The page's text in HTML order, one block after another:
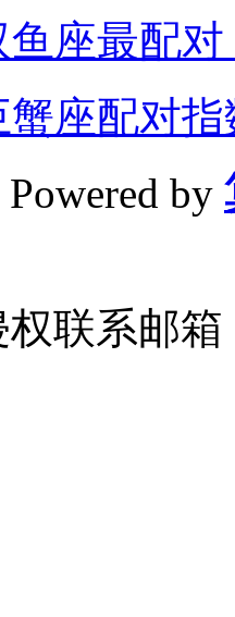
座最配
蟹座配对
by
联系邮箱